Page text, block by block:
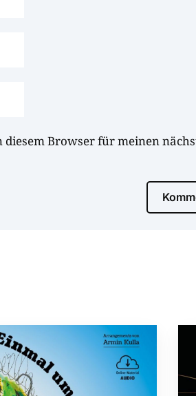
diesem Browser für meinen